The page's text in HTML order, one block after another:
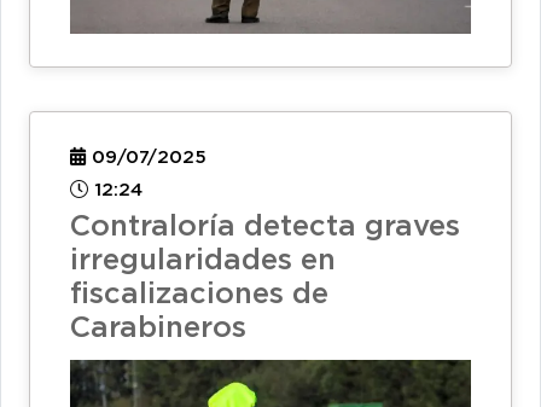
09/07/2025
12:24
Contraloría detecta graves
irregularidades en
fiscalizaciones de
Carabineros